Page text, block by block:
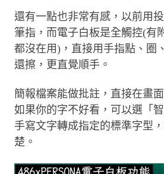
還有一點也非常有感，以前用
筆指，而電子白板是全觸控(有
都沒在用)，直接用手指點、圈
還擦，更直覺順手。
簡報檔案能做批註，直接在畫
如果你的字不好看，可以選「
手寫文字轉成指定的標準字型
楚。